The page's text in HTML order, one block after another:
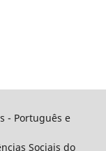
- Português e
Sociais do